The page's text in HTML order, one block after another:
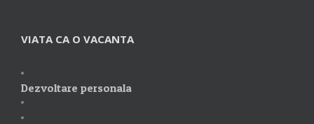
VIATA CA O VACANTA
Dezvoltare personala